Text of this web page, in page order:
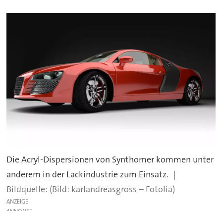
Die Acryl-Dispersionen von Synthomer kommen unter
anderem in der Lackindustrie zum Einsatz.
(Bild: karlandreasgross – Fotolia)
ANZEIGE